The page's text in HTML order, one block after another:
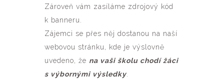
Zároveň vám zasíláme zdrojový kód
k banneru.
Zájemci se přes něj dostanou na naší
webovou stránku, kde je výslovně
uvedeno, že na vaši školu chodí žáci
s výbornými výsledky.